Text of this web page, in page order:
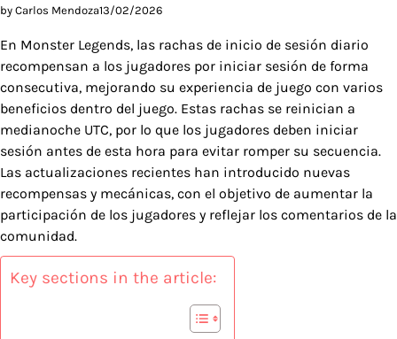
by Carlos Mendoza13/02/2026
En Monster Legends, las rachas de inicio de sesión diario
recompensan a los jugadores por iniciar sesión de forma
consecutiva, mejorando su experiencia de juego con varios
beneficios dentro del juego. Estas rachas se reinician a
medianoche UTC, por lo que los jugadores deben iniciar
sesión antes de esta hora para evitar romper su secuencia.
Las actualizaciones recientes han introducido nuevas
recompensas y mecánicas, con el objetivo de aumentar la
participación de los jugadores y reflejar los comentarios de la
comunidad.
Key sections in the article: